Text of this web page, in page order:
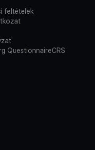
feltételek
QuestionnaireCRS